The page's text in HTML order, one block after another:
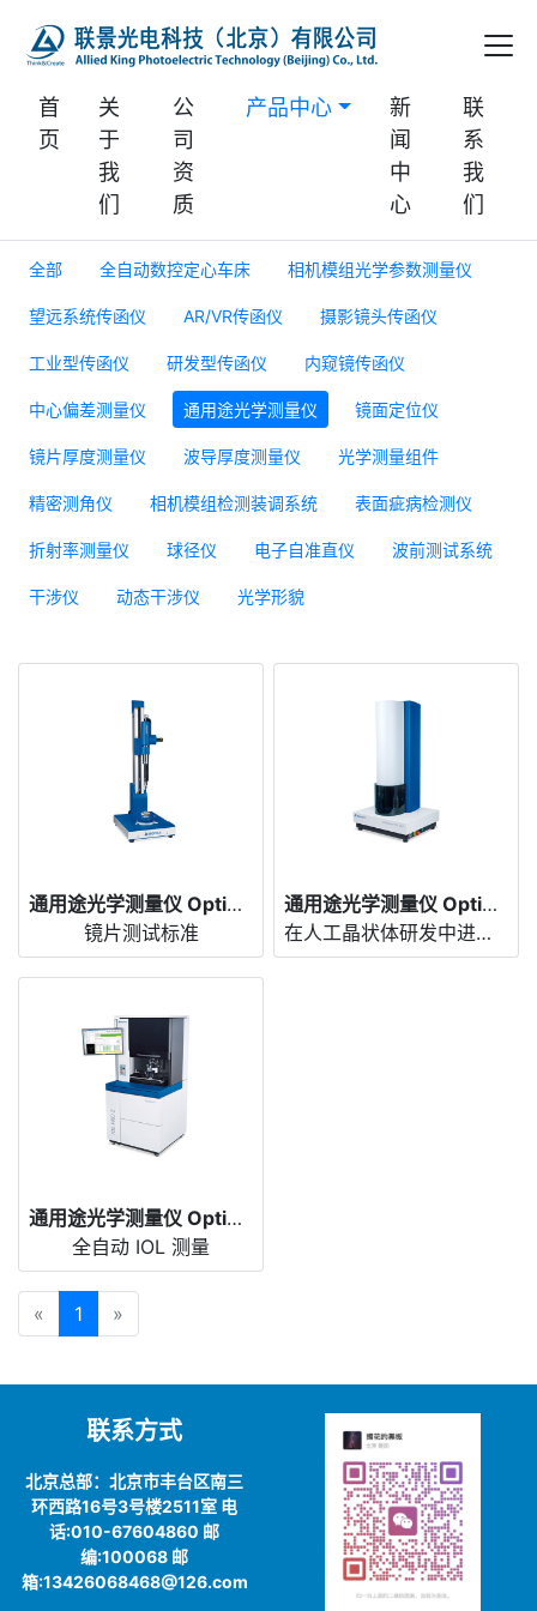
首
页
关
于
我
们
公
司
资
质
产品中心
新
闻
中
心
联
系
我
们
全部 全自动数控定心车床 相机模组光学参数测量仪
望远系统传函仪 AR/VR传函仪 摄影镜头传函仪
工业型传函仪 研发型传函仪 内窥镜传函仪
中心偏差测量仪 通用途光学测量仪 镜面定位仪
镜片厚度测量仪 波导厚度测量仪 光学测量组件
精密测角仪 相机模组检测装调系统 表面疵病检测仪
折射率测量仪 球径仪 电子自准直仪 波前测试系统
干涉仪 动态干涉仪 光学形貌
通用途光学测量仪 OptiSpheric® AF
镜片测试标准
通用途光学测量仪 OptiSpheric® IOL R&D
在人工晶状体研发中进行全面测试
通用途光学测量仪 OptiSpheric® IOL PRO 2
全自动 IOL 测量
« 1 »
联系方式
北京总部：北京市丰台区南三
环西路16号3号楼2511室 电
话:010-67604860 邮
编:100068 邮
箱:13426068468@126.com